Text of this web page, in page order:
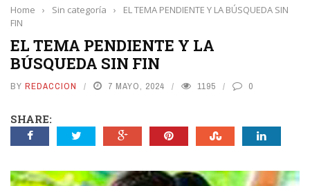
Home › Sin categoría ›
EL TEMA PENDIENTE Y LA BÚSQUEDA SIN
FIN
EL TEMA PENDIENTE Y LA
BÚSQUEDA SIN FIN
BY REDACCION 7 MAYO, 2024 1195 0
SHARE: